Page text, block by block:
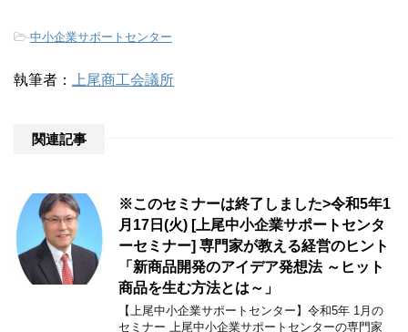
-中小企業サポートセンター
執筆者： 上尾商工会議所
関連記事
※このセミナーは終了しました>令和5年1
月17日(火) [上尾中小企業サポートセンタ
ーセミナー] 専門家が教える経営のヒント
「新商品開発のアイデア発想法 ～ヒット
商品を生む方法とは～」
【上尾中小企業サポートセンター】令和5年 1月の
セミナー 上尾中小企業サポートセンターの専門家